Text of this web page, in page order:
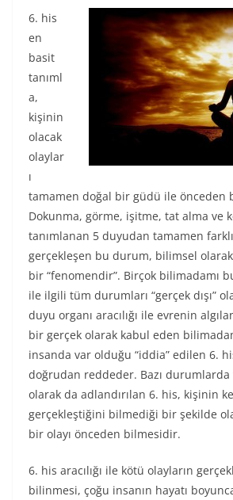
6. his
en
basit
tanıml
a,
kişinin
olacak
olaylar
ı
tamamen doğal bir güdü ile önceden
Dokunma, görme, işitme, tat alma ve
tanımlanan 5 duyudan tamamen
gerçekleşen bu durum, bilimsel
bir “fenomendir”. Birçok bilimadamı
ile ilgili tüm durumları “gerçek dışı”
duyu organı aracılığı ile evrenin
bir gerçek olarak kabul eden
insanda var olduğu “iddia” edilen 6.
doğrudan reddeder. Bazı durumlarda
olarak da adlandırılan 6. his, kişinin
gerçekleştiğini bilmediği bir şekilde
bir olayı önceden bilmesidir.
6. his aracılığı ile kötü olayların
bilinmesi, çoğu insanın hayatı